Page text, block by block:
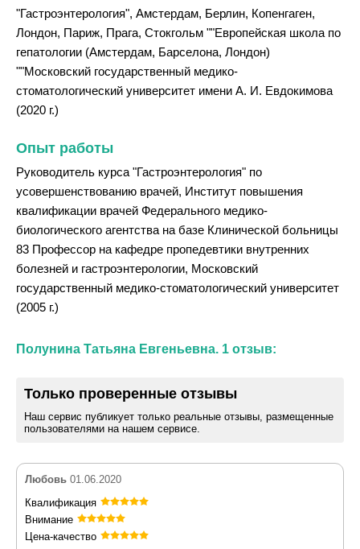
"Гастроэнтерология", Амстердам, Берлин, Копенгаген,
Лондон, Париж, Прага, Стокгольм ""Европейская школа по
гепатологии (Амстердам, Барселона, Лондон)
""Московский государственный медико-
стоматологический университет имени А. И. Евдокимова
(2020 г.)
Опыт работы
Руководитель курса "Гастроэнтерология" по
усовершенствованию врачей, Институт повышения
квалификации врачей Федерального медико-
биологического агентства на базе Клинической больницы
83 Профессор на кафедре пропедевтики внутренних
болезней и гастроэнтерологии, Московский
государственный медико-стоматологический университет
(2005 г.)
Полунина Татьяна Евгеньевна. 1 отзыв:
Только проверенные отзывы
Наш сервис публикует только реальные отзывы, размещенные
пользователями на нашем сервисе.
Любовь 01.06.2020
Квалификация
Внимание
Цена-качество